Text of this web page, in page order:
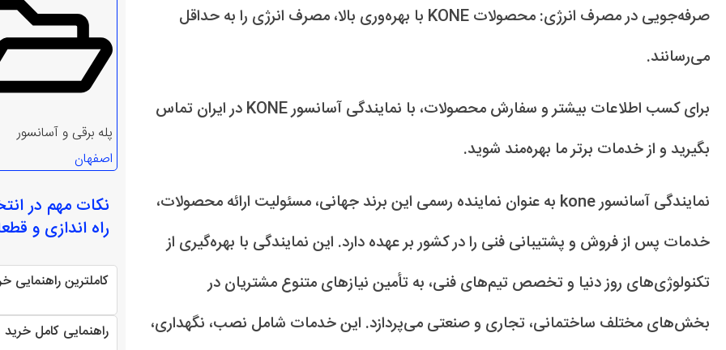
صرفه‌جویی در مصرف انرژی: محصولات KONE با بهره‌وری بالا، مصرف انرژی را به حداقل
می‌رسانند.
برای کسب اطلاعات بیشتر و سفارش محصولات، با نمایندگی آسانسور KONE در ایران تماس
بگیرید و از خدمات برتر ما بهره‌مند شوید.
نمایندگی آسانسور kone به عنوان نماینده رسمی این برند جهانی، مسئولیت ارائه محصولات،
خدمات پس از فروش و پشتیبانی فنی را در کشور بر عهده دارد. این نمایندگی با بهره‌گیری از
تکنولوژی‌های روز دنیا و تخصص تیم‌های فنی، به تأمین نیازهای متنوع مشتریان در
بخش‌های مختلف ساختمانی، تجاری و صنعتی می‌پردازد. این خدمات شامل نصب، نگهداری،
پله برقی و آسانسور
اصفهان
نکات مهم در
راه اندازی و
کاملترین راهنمایی
راهنمایی کامل